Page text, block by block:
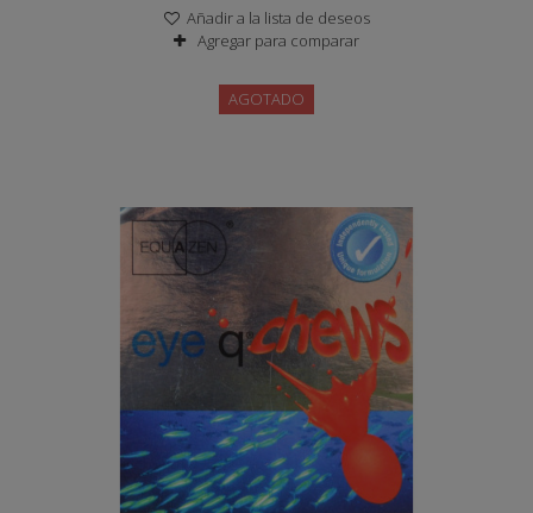
Añadir a la lista de deseos
Agregar para comparar
AGOTADO